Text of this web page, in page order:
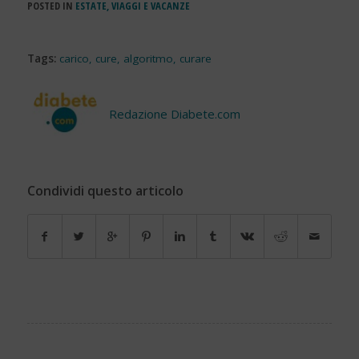
POSTED IN ESTATE, VIAGGI E VACANZE
Tags: carico, cure, algoritmo, curare
Redazione Diabete.com
Condividi questo articolo